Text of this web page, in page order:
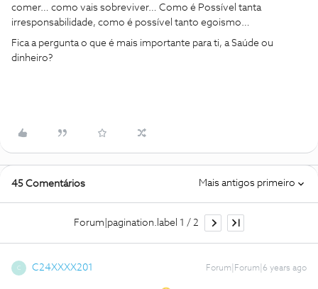
comer… como vais sobreviver… Como é Possível tanta
irresponsabilidade, como é possível tanto egoismo…
Fica a pergunta o que é mais importante para ti, a Saúde ou
dinheiro?
45 Comentários Mais antigos primeiro
Forum|pagination.label 1 / 2
C C24XXXX201 Forum|Forum|6 years ago